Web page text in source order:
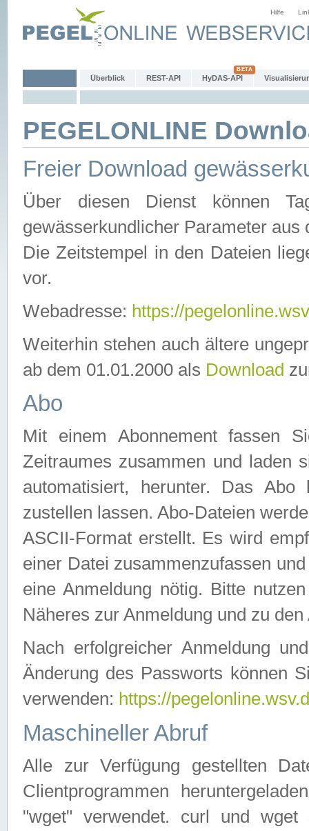
Hilfe
Überblick REST-API HyDAS-API
PEGELONLINE
Freier Download
Über diesen Dienst können
gewässerkundlicher Parameter aus
Die Zeitstempel in den Dateien
vor.
Webadresse: https://
Weiterhin stehen auch ältere
ab dem 01.01.2000 als Download
Abo
Mit einem Abonnement fassen
Zeitraumes zusammen und laden
automatisiert, herunter. Das
zustellen lassen. Abo-Dateien
ASCII-Format erstellt. Es wird
einer Datei zusammenzufassen
eine Anmeldung nötig. Bitte
Näheres zur Anmeldung und zu
Nach erfolgreicher Anmeldung
Änderung des Passworts können
verwenden: https://
Maschineller Abruf
Alle zur Verfügung gestellten
Clientprogrammen
"wget" verwendet. curl und wget